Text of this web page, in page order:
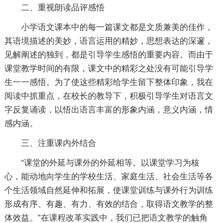
二、重视朗读品评感悟
小学语文课本中的每一篇课文都是文质兼美的佳作，
其语境描述的美妙，语言运用的精妙，思想表达的深邃，
见解阐述的独到，都是引导学生感悟的重要内容。而由于
课堂教学时间的有限，课文中的精彩之处没有可能引导学
生一一感悟。为了使这些精彩给学生留下整体印象，我在
阅读中抓重点，在校长的教导下，积极引导学生对语言文
字反复诵读，以悟出语言丰富的形象内涵，意义内涵，情
感内涵。
三、注重课内外结合
“课堂的外延与课外的外延相等。以课堂学习为核
心，能动地向学生的学校生活、家庭生活、社会生活等各
个生活领域自然延伸和拓展，使课堂训练与课外行为训练
形成有序、有趣、有力、有效的结合，取得语文教学的整
体效益。”在课程改革实践中，我们已把语文教学的触角